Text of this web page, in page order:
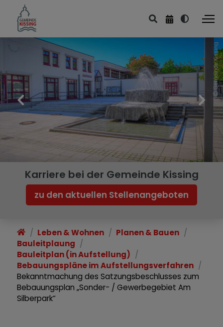
Gemeinde Kissing
Karriere bei der Gemeinde Kissing
zu den aktuellen Stellenangeboten
Leben & Wohnen
Planen & Bauen
Bauleitplaung
Bauleitplan (in Aufstellung)
Bebauungspläne im Aufstellungsverfahren
Bekanntmachung des Satzungsbeschlusses zum
Bebauungsplan „Sonder- / Gewerbegebiet Am
Silberpark“